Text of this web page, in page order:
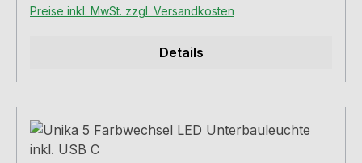
Preise inkl. MwSt. zzgl. Versandkosten
Details